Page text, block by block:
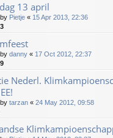
13 april
Pietje « 15 Apr 2013, 22:36
danny « 17 Oct 2012, 22:37
Nederl.
tarzan « 24 May 2012, 09:58